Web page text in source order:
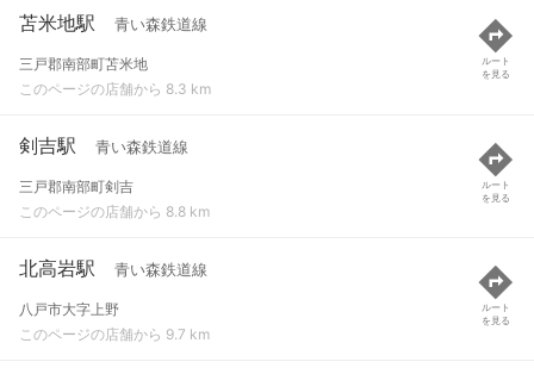
苫米地駅 青い森鉄道線
三戸郡南部町苫米地
このページの店舗から 8.3 km
ルート
を見る
剣吉駅 青い森鉄道線
三戸郡南部町剣吉
このページの店舗から 8.8 km
ルート
を見る
北高岩駅 青い森鉄道線
八戸市大字上野
このページの店舗から 9.7 km
ルート
を見る